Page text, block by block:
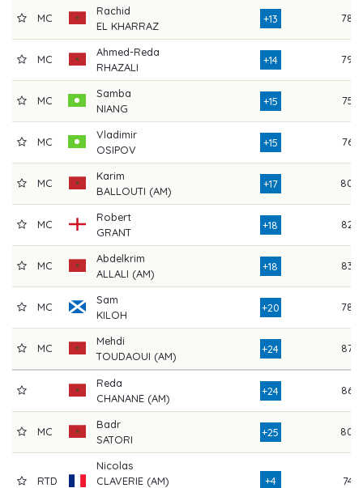
MC
Rachid
EL KHARRAZ
+13 78
MC
Ahmed-Reda
RHAZALI
+14 79
MC
Samba
NIANG
+15 75
MC
Vladimir
OSIPOV
+15 76
MC
Karim
BALLOUTI (AM)
+17 80
MC
Robert
GRANT
+18 82
MC
Abdelkrim
ALLALI (AM)
+18 83
MC
Sam
KILOH
+20 78
MC
Mehdi
TOUDAOUI (AM)
+24 87
Reda
CHANANE (AM)
+24 86
MC
Badr
SATORI
+25 80
RTD
Nicolas
CLAVERIE (AM)
+4 74